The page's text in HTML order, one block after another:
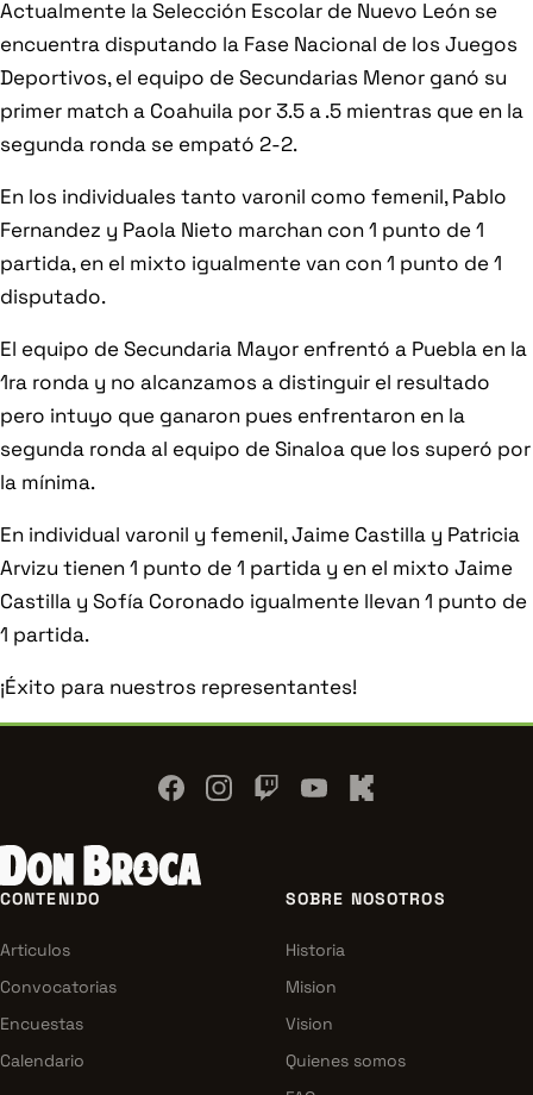
Actualmente la Selección Escolar de Nuevo León se
encuentra disputando la Fase Nacional de los Juegos
Deportivos, el equipo de Secundarias Menor ganó su
primer match a Coahuila por 3.5 a .5 mientras que en la
segunda ronda se empató 2-2.
En los individuales tanto varonil como femenil, Pablo
Fernandez y Paola Nieto marchan con 1 punto de 1
partida, en el mixto igualmente van con 1 punto de 1
disputado.
El equipo de Secundaria Mayor enfrentó a Puebla en la
1ra ronda y no alcanzamos a distinguir el resultado
pero intuyo que ganaron pues enfrentaron en la
segunda ronda al equipo de Sinaloa que los superó por
la mínima.
En individual varonil y femenil, Jaime Castilla y Patricia
Arvizu tienen 1 punto de 1 partida y en el mixto Jaime
Castilla y Sofía Coronado igualmente llevan 1 punto de
1 partida.
¡Éxito para nuestros representantes!
NAVEGACIÓN
PIE
DE
PÁGINA
CONTENIDO
Articulos
Convocatorias
Encuestas
Calendario
SOBRE NOSOTROS
Historia
Mision
Vision
Quienes somos